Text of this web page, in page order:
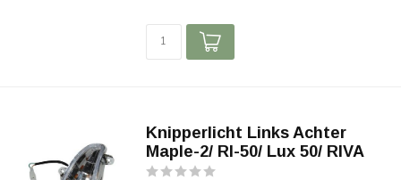
Knipperlicht Links Achter
Maple-2/ Rl-50/ Lux 50/ RIVA